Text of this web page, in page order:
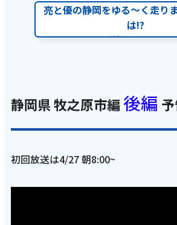
亮と優の静岡をゆる～く走り
は!?
詳細はコチラ
静岡県 牧之原市編後編
初回放送は4/27 朝8:00~